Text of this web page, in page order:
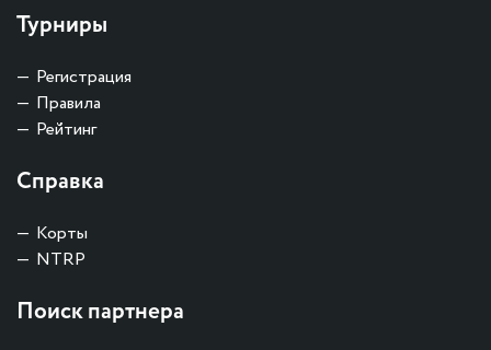
Турниры
Регистрация
Правила
Рейтинг
Справка
Корты
NTRP
Поиск партнера